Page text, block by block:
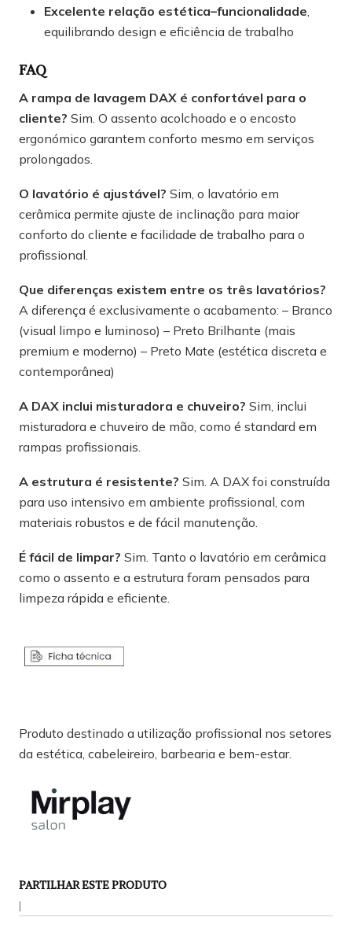
Excelente relação estética–funcionalidade,
equilibrando design e eficiência de trabalho
FAQ
A rampa de lavagem DAX é confortável para o
cliente? Sim. O assento acolchoado e o encosto
ergonómico garantem conforto mesmo em serviços
prolongados.
O lavatório é ajustável? Sim, o lavatório em
cerâmica permite ajuste de inclinação para maior
conforto do cliente e facilidade de trabalho para o
profissional.
Que diferenças existem entre os três lavatórios?
A diferença é exclusivamente o acabamento: – Branco
(visual limpo e luminoso) – Preto Brilhante (mais
premium e moderno) – Preto Mate (estética discreta e
contemporânea)
A DAX inclui misturadora e chuveiro? Sim, inclui
misturadora e chuveiro de mão, como é standard em
rampas profissionais.
A estrutura é resistente? Sim. A DAX foi construída
para uso intensivo em ambiente profissional, com
materiais robustos e de fácil manutenção.
É fácil de limpar? Sim. Tanto o lavatório em cerâmica
como o assento e a estrutura foram pensados para
limpeza rápida e eficiente.
Produto destinado a utilização profissional nos setores
da estética, cabeleireiro, barbearia e bem-estar.
PARTILHAR ESTE PRODUTO
|